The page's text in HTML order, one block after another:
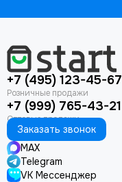
+7 (495) 123-45-67
+7 (999) 765-43-21
Заказать звонок
MAX
Telegram
VK Мессенджер